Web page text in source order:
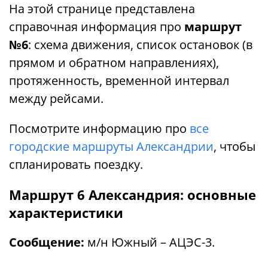
На этой странице представлена ​​
справочная информация про маршрут
№6: схема движения, список остановок (в
прямом и обратном направлениях),
протяженность, временной интервал
между рейсами.
Посмотрите информацию про все
городские маршруты Александрии, чтобы
спланировать поездку.
Маршрут 6 Александрия: основные
характеристики
Сообщение: м/н Южный – АЦЭС-3.